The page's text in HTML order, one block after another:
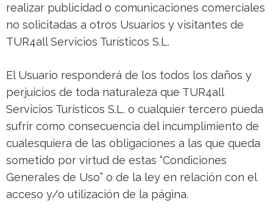
realizar publicidad o comunicaciones comerciales
no solicitadas a otros Usuarios y visitantes de
TUR4all Servicios Turísticos S.L.
El Usuario responderá de los todos los daños y
perjuicios de toda naturaleza que TUR4all
Servicios Turísticos S.L. o cualquier tercero pueda
sufrir como consecuencia del incumplimiento de
cualesquiera de las obligaciones a las que queda
sometido por virtud de estas “Condiciones
Generales de Uso” o de la ley en relación con el
acceso y/o utilización de la página.